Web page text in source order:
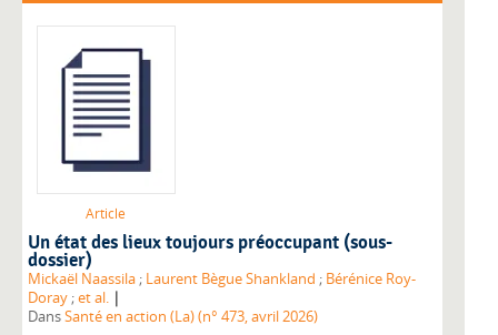
Article
Un état des lieux toujours préoccupant (sous-
dossier)
Mickaël Naassila ; Laurent Bègue Shankland ; Bérénice Roy-
Doray ;et al. |
DansSanté en action (La) (n° 473, avril 2026)